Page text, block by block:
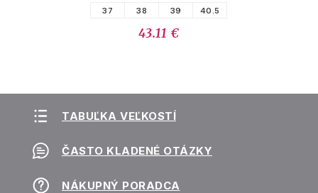
37 38 39 40.5
43.11 €
TABUĽKA VEĽKOSTÍ
ČASTO KLADENÉ OTÁZKY
NÁKUPNÝ PORADCA